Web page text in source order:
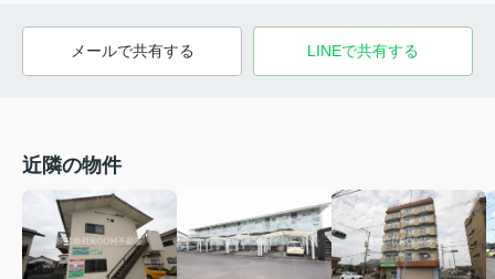
メールで共有する LINEで共有する
近隣の物件